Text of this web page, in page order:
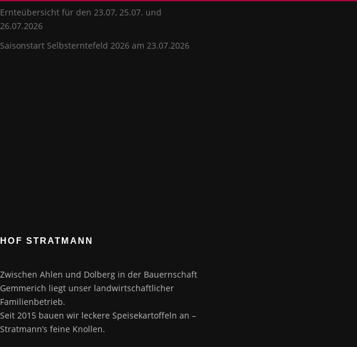
Ernteübersicht für den 23.07, 25.07. und
26.07.2026
Saisonstart Selbsterntefeld 2026 am 23.07.2026
HOF STRATMANN
Zwischen Ahlen und Dolberg in der Bauernschaft
Gemmerich liegt unser landwirtschaftlicher
Familienbetrieb.
Seit 2015 bauen wir leckere Speisekartoffeln an –
Stratmann’s feine Knollen.